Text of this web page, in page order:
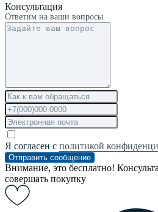
Консультация
Ответим на ваши вопросы
Я согласен с политикой
Отправить сообщение
Внимание, это бесплатно!
совершать покупку